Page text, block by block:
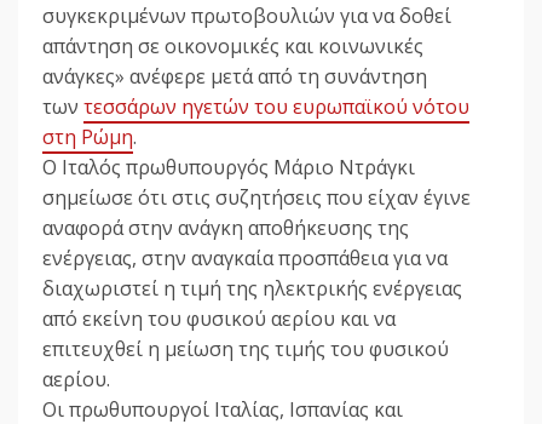
συγκεκριμένων πρωτοβουλιών για να δοθεί
απάντηση σε οικονομικές και κοινωνικές
ανάγκες» ανέφερε μετά από τη συνάντηση
των τεσσάρων ηγετών του ευρωπαϊκού νότου
στη Ρώμη.
Ο Ιταλός πρωθυπουργός Μάριο Ντράγκι
σημείωσε ότι στις συζητήσεις που είχαν έγινε
αναφορά στην ανάγκη αποθήκευσης της
ενέργειας, στην αναγκαία προσπάθεια για να
διαχωριστεί η τιμή της ηλεκτρικής ενέργειας
από εκείνη του φυσικού αερίου και να
επιτευχθεί η μείωση της τιμής του φυσικού
αερίου.
Οι πρωθυπουργοί Ιταλίας, Ισπανίας και